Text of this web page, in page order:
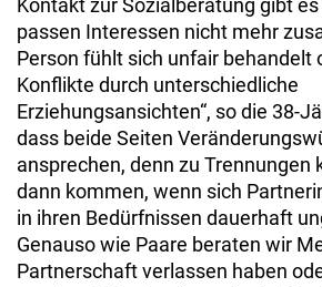
Kontakt zur Sozialberatung gibt es
passen Interessen nicht mehr
Person fühlt sich unfair behandelt
Konflikte durch unterschiedliche
Erziehungsansichten“, so die 38-
dass beide Seiten
ansprechen, denn zu Trennungen
dann kommen, wenn sich
in ihren Bedürfnissen dauerhaft
Genauso wie Paare beraten wir
Partnerschaft verlassen haben